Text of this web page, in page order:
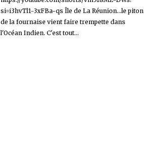
si=i3hvTl1-3xFBa-qs Île de La Réunion…le piton
de la fournaise vient faire trempette dans
l'Océan Indien. C'est tout...